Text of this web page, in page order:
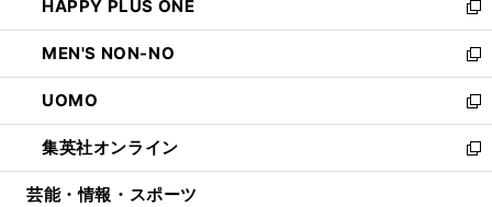
く
で
開
く
ド
ウ
で
開
く
ィ
ン
ド
ウ
で
開
く
い
ウ
ィ
ン
ド
ウ
で
開
HAPPY PLUS ONE
新
し
い
ウ
ィ
ン
ド
ウ
MEN'S NON-NO
新
し
い
ウ
ィ
ン
UOMO
新
し
い
ウ
集英社オンライン
新
し
芸能・情報・スポーツ